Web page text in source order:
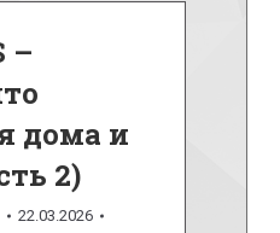
–
дома и
2)
22.03.2026